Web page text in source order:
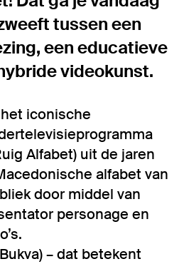
tussen een
een educatieve
videokunst.
iconische
Alfabet) uit de jaren
alfabet van
door middel van
personage en
– dat betekent